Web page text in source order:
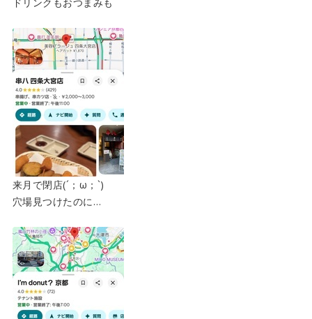
来月で閉店(´；ω；`)
穴場見つけたのに…